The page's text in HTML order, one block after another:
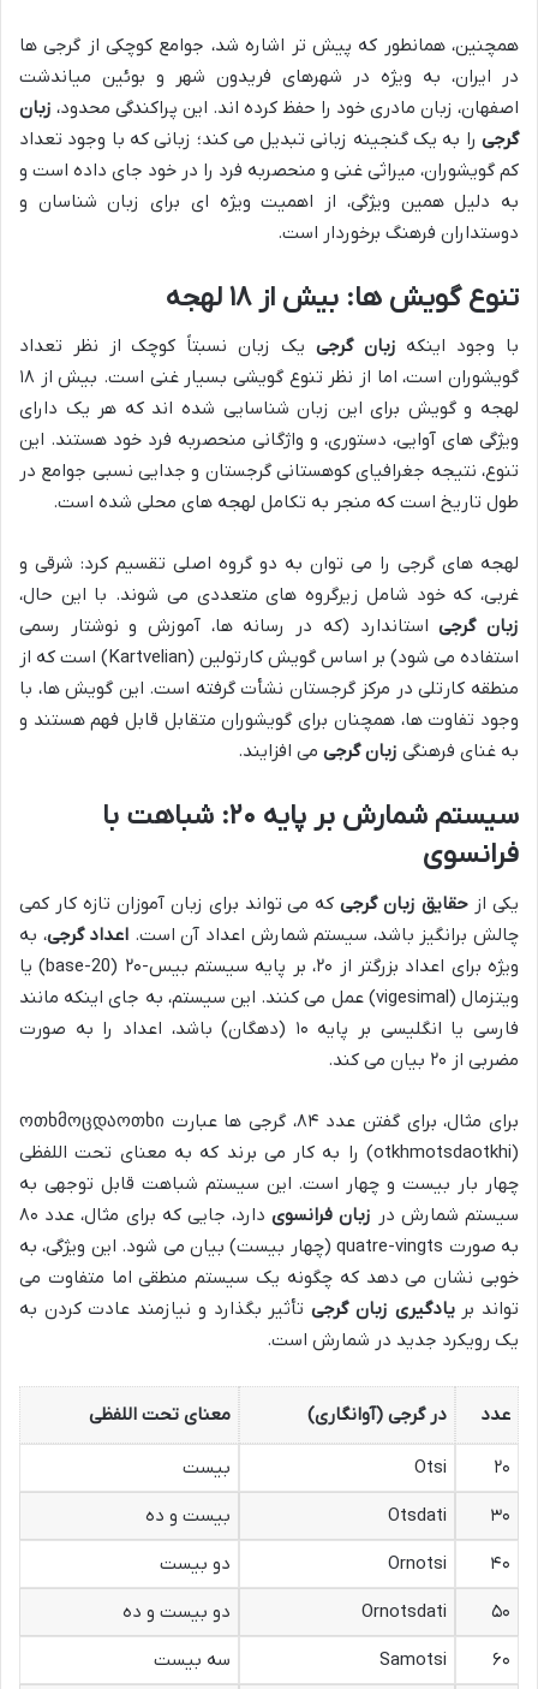
همچنین، همانطور که پیش تر اشاره شد، جوامع کوچکی از گرجی ها
در ایران، به ویژه در شهرهای فریدون شهر و بوئین میاندشت
اصفهان، زبان مادری خود را حفظ کرده اند. این پراکندگی محدود، زبان
گرجی را به یک گنجینه زبانی تبدیل می کند؛ زبانی که با وجود تعداد
کم گویشوران، میراثی غنی و منحصربه فرد را در خود جای داده است و
به دلیل همین ویژگی، از اهمیت ویژه ای برای زبان شناسان و
دوستداران فرهنگ برخوردار است.
تنوع گویش ها: بیش از۱۸ لهجه
با وجود اینکه زبان گرجی یک زبان نسبتاً کوچک از نظر تعداد
گویشوران است، اما از نظر تنوع گویشی بسیار غنی است. بیش از ۱۸
لهجه و گویش برای این زبان شناسایی شده اند که هر یک دارای
ویژگی های آوایی، دستوری، و واژگانی منحصربه فرد خود هستند. این
تنوع، نتیجه جغرافیای کوهستانی گرجستان و جدایی نسبی جوامع در
طول تاریخ است که منجر به تکامل لهجه های محلی شده است.
لهجه های گرجی را می توان به دو گروه اصلی تقسیم کرد: شرقی و
غربی، که خود شامل زیرگروه های متعددی می شوند. با این حال،
زبان گرجیاستاندارد (که در رسانه ها، آموزش و نوشتار رسمی
استفاده می شود) بر اساس گویش کارتولین (Kartvelian) است که از
منطقه کارتلی در مرکز گرجستان نشأت گرفته است. این گویش ها، با
وجود تفاوت ها، همچنان برای گویشوران متقابل قابل فهم هستند و
به غنای فرهنگی زبان گرجی می افزایند.
سیستم شمارش بر پایه ۲۰: شباهت با
فرانسوی
یکی از حقایق زبان گرجیکه می تواند برای زبان آموزان تازه کار کمی
چالش برانگیز باشد، سیستم شمارش اعداد آن است. اعداد گرجی، به
ویژه برای اعداد بزرگتر از ۲۰، بر پایه سیستم بیس-۲۰ (base-20) یا
ویتزمال (vigesimal) عمل می کنند. این سیستم، به جای اینکه مانند
فارسی یا انگلیسی بر پایه ۱۰ (دهگان) باشد، اعداد را به صورت
مضربی از ۲۰ بیان می کند.
برای مثال، برای گفتن عدد ۸۴، گرجی ها عبارت ოთხმოცდაოთხი
(otkhmotsdaotkhi) را به کار می برند که به معنای تحت اللفظی
چهار بار بیست و چهار است. این سیستم شباهت قابل توجهی به
سیستم شمارش در زبان فرانسوی
دارد، جایی که برای مثال، عدد ۸۰
به صورت quatre-vingts (چهار بیست) بیان می شود. این ویژگی، به
خوبی نشان می دهد که چگونه یک سیستم منطقی اما متفاوت می
تواند بریادگیری زبان گرجیتأثیر بگذارد و نیازمند عادت کردن به
یک رویکرد جدید در شمارش است.
عدد در گرجی (آوانگاری) معنای تحت اللفظی
۲۰ Otsi
بیست
۳۰
Otsdati
بیست و ده
۴۰
Ornotsi
دو بیست
۵۰
Ornotsdati
دو بیست و ده
۶۰
Samotsi
سه بیست